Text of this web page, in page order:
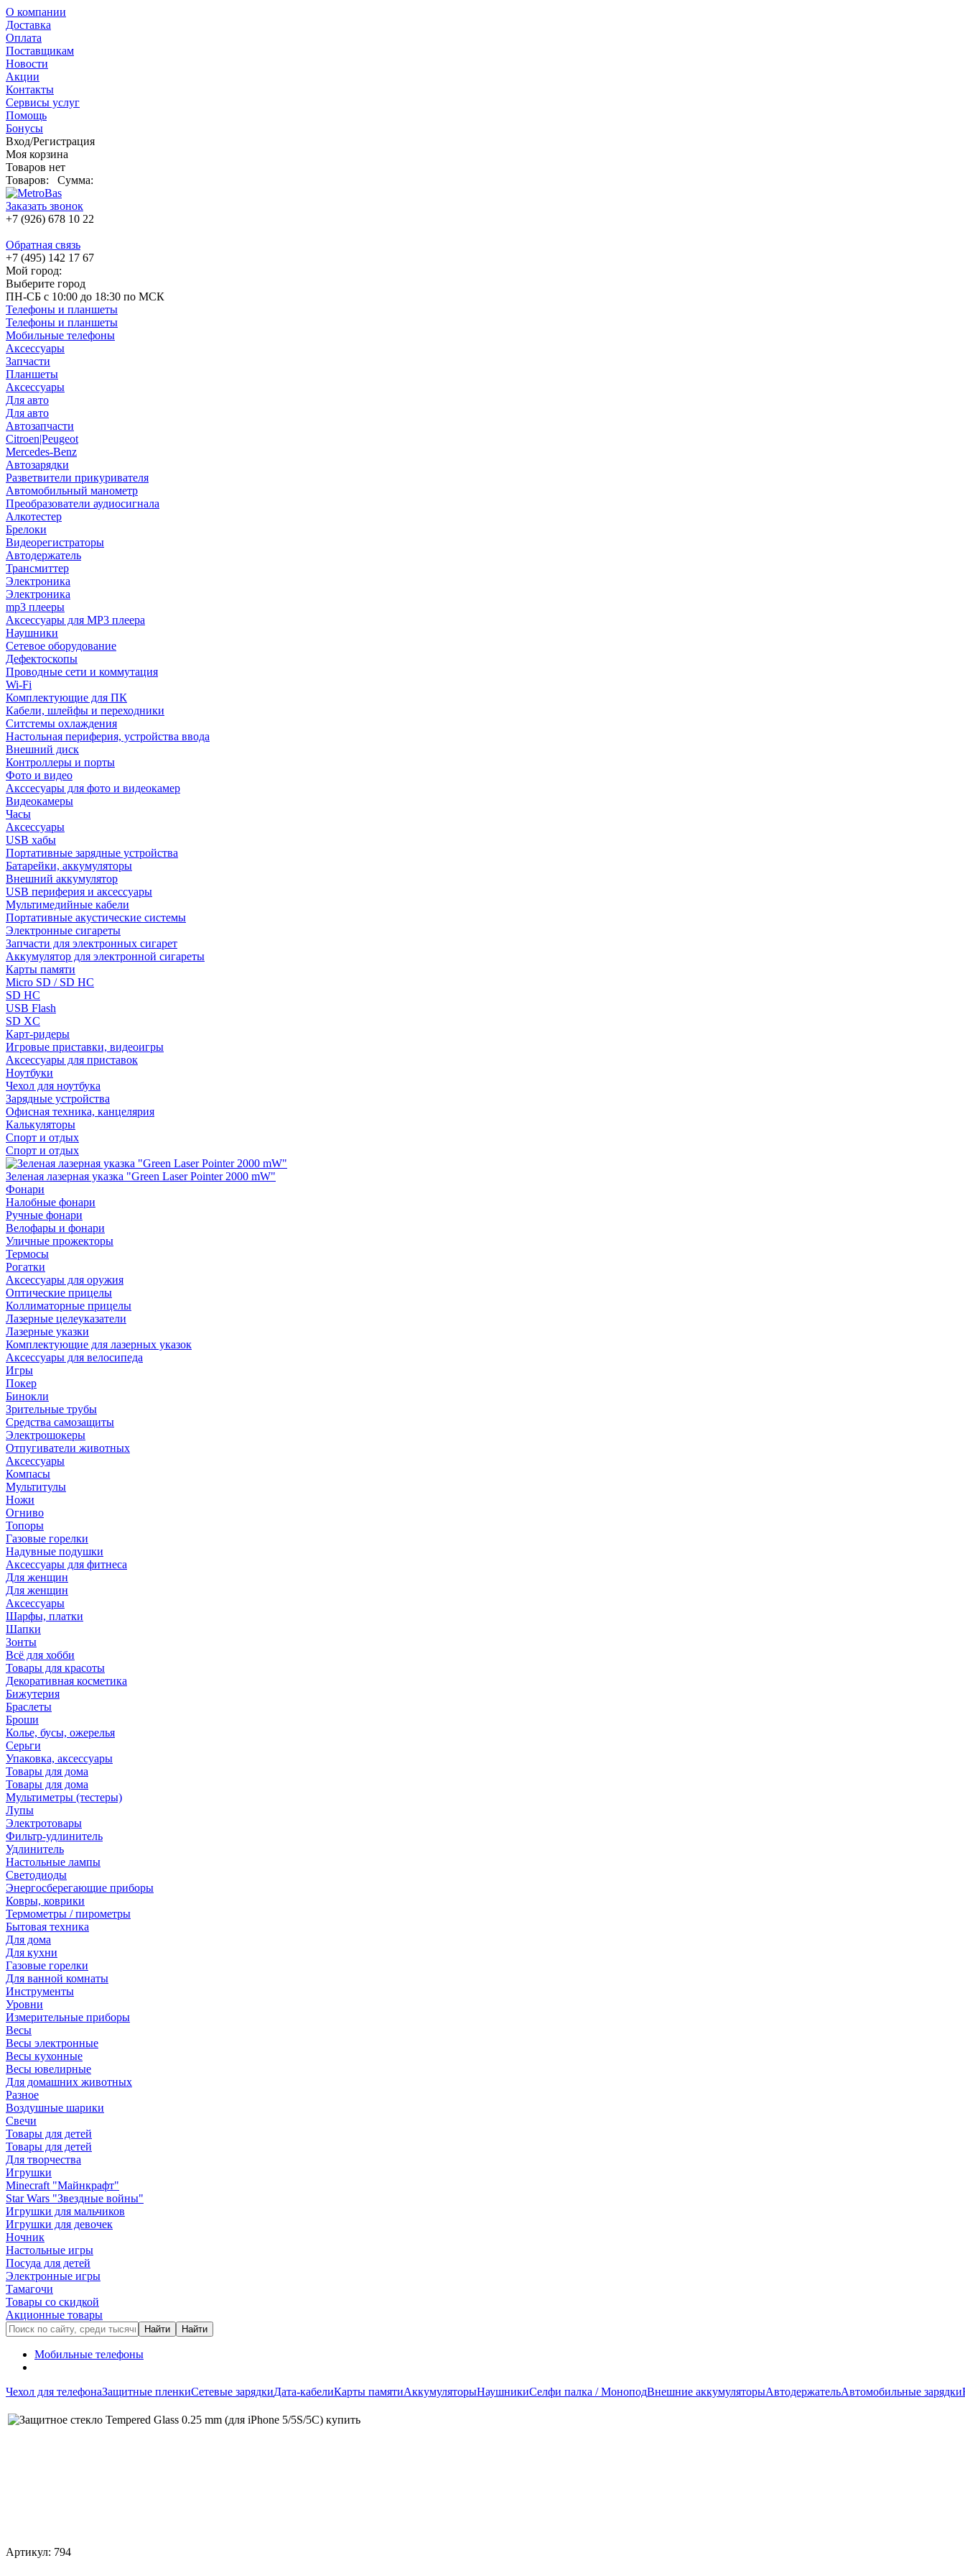
О компании
Доставка
Оплата
Поставщикам
Новости
Акции
Контакты
Сервисы услуг
Помощь
Бонусы
Вход/Регистрация
Моя корзина
Товаров нет
Товаров:
Сумма:
Заказать звонок
+7 (926) 678 10 22
Обратная связь
+7 (495) 142 17 67
Мой город:
Выберите город
ПН-СБ с 10:00 до 18:30 по МСК
Телефоны и планшеты
Телефоны и планшеты
Мобильные телефоны
Аксессуары
Запчасти
Планшеты
Аксессуары
Для авто
Для авто
Автозапчасти
Citroen|Peugeot
Mercedes-Benz
Автозарядки
Разветвители прикуривателя
Автомобильный манометр
Преобразователи аудиосигнала
Алкотестер
Брелоки
Видеорегистраторы
Автодержатель
Трансмиттер
Электроника
Электроника
mp3 плееры
Аксессуары для MP3 плеера
Наушники
Сетевое оборудование
Дефектоскопы
Проводные сети и коммутация
Wi-Fi
Комплектующие для ПК
Кабели, шлейфы и переходники
Ситстемы охлаждения
Настольная периферия, устройства ввода
Внешний диск
Контроллеры и порты
Фото и видео
Акссесуары для фото и видеокамер
Видеокамеры
Часы
Аксессуары
USB хабы
Портативные зарядные устройства
Батарейки, аккумуляторы
Внешний аккумулятор
USB периферия и аксессуары
Мультимедийные кабели
Портативные акустические системы
Электронные сигареты
Запчасти для электронных сигарет
Аккумулятор для электронной сигареты
Карты памяти
Micro SD / SD HC
SD HC
USB Flash
SD XC
Карт-ридеры
Игровые приставки, видеоигры
Аксессуары для приставок
Ноутбуки
Чехол для ноутбука
Зарядные устройства
Офисная техника, канцелярия
Калькуляторы
Спорт и отдых
Спорт и отдых
Зеленая лазерная указка "Green Laser Pointer 2000 mW"
Фонари
Налобные фонари
Ручные фонари
Велофары и фонари
Уличные прожекторы
Термосы
Рогатки
Аксессуары для оружия
Оптические прицелы
Коллиматорные прицелы
Лазерные целеуказатели
Лазерные указки
Комплектующие для лазерных указок
Аксессуары для велосипеда
Игры
Покер
Бинокли
Зрительные трубы
Средства самозащиты
Электрошокеры
Отпугиватели животных
Аксессуары
Компасы
Мультитулы
Ножи
Огниво
Топоры
Газовые горелки
Надувные подушки
Аксессуары для фитнеса
Для женщин
Для женщин
Аксессуары
Шарфы, платки
Шапки
Зонты
Всё для хобби
Товары для красоты
Декоративная косметика
Бижутерия
Браслеты
Броши
Колье, бусы, ожерелья
Серьги
Упаковка, аксессуары
Товары для дома
Товары для дома
Мультиметры (тестеры)
Лупы
Электротовары
Фильтр-удлинитель
Удлинитель
Настольные лампы
Светодиоды
Энергосберегающие приборы
Ковры, коврики
Термометры / пирометры
Бытовая техника
Для дома
Для кухни
Газовые горелки
Для ванной комнаты
Инструменты
Уровни
Измерительные приборы
Весы
Весы электронные
Весы кухонные
Весы ювелирные
Для домашних животных
Разное
Воздушные шарики
Свечи
Товары для детей
Товары для детей
Для творчества
Игрушки
Minecraft "Майнкрафт"
Star Wars "Звездные войны"
Игрушки для мальчиков
Игрушки для девочек
Ночник
Настольные игры
Посуда для детей
Электронные игры
Тамагочи
Товары со скидкой
Акционные товары
Мобильные телефоны
Чехол для телефонаЗащитные пленкиСетевые зарядкиДата-кабелиКарты памятиАккумуляторыНаушникиСелфи палка / МоноподВнешние аккумуляторыАвтодержательАвтомобильные зарядки
Артикул: 794